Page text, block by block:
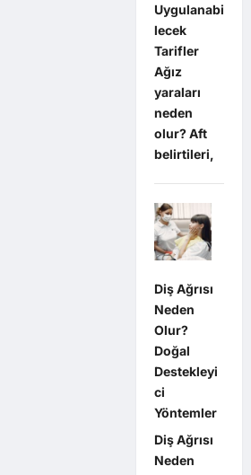
Uygulanabi
lecek
Tarifler
Ağız
yaraları
neden
olur? Aft
belirtileri,
Diş Ağrısı
Neden
Olur?
Doğal
Destekleyi
ci
Yöntemler
Diş Ağrısı
Neden